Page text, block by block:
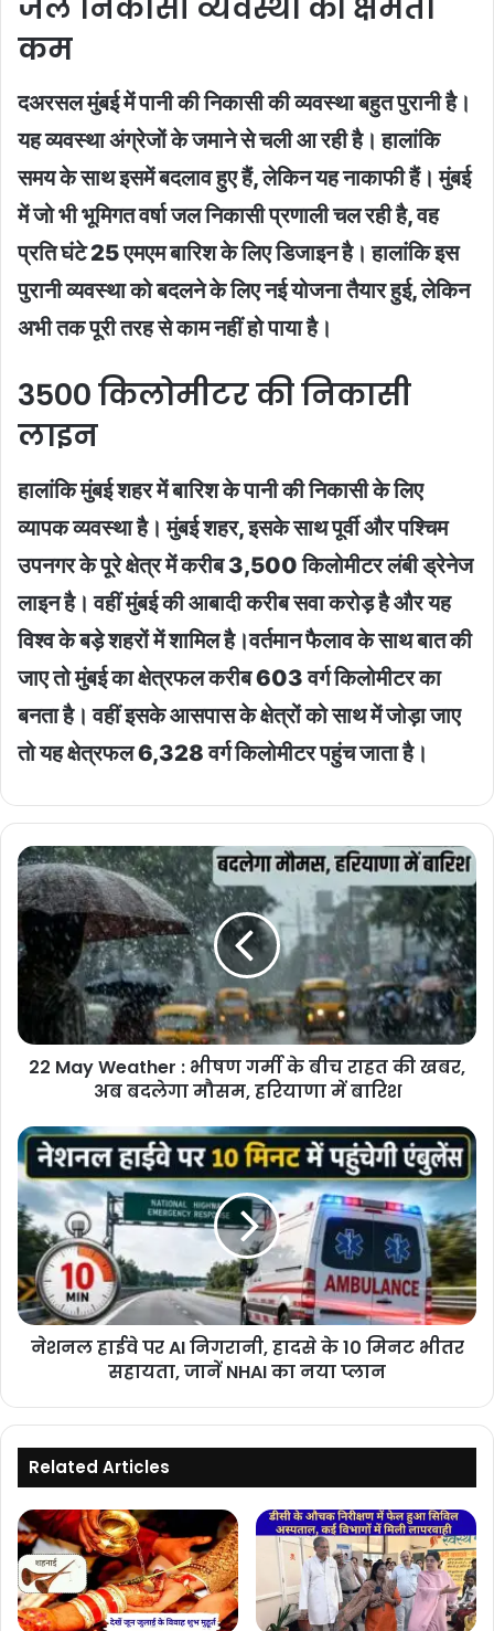
जल निकासी व्यवस्था की क्षमता
कम
दअरसल मुंबई में पानी की निकासी की व्यवस्था बहुत पुरानी है।
यह व्यवस्था अंग्रेजों के जमाने से चली आ रही है। हालांकि
समय के साथ इसमें बदलाव हुए हैं, लेकिन यह नाकाफी हैं। मुंबई
में जो भी भूमिगत वर्षा जल निकासी प्रणाली चल रही है, वह
प्रति घंटे 25 एमएम बारिश के लिए डिजाइन है। हालांकि इस
पुरानी व्यवस्था को बदलने के लिए नई योजना तैयार हुई, लेकिन
अभी तक पूरी तरह से काम नहीं हो पाया है।
3500 किलोमीटर की निकासी
लाइन
हालांकि मुंबई शहर में बारिश के पानी की निकासी के लिए
व्यापक व्यवस्था है। मुंबई शहर, इसके साथ पूर्वी और पश्चिम
उपनगर के पूरे क्षेत्र में करीब 3,500 किलोमीटर लंबी ड्रेनेज
लाइन है। वहीं मुंबई की आबादी करीब सवा करोड़ है और यह
विश्व के बड़े शहरों में शामिल है।वर्तमान फैलाव के साथ बात की
जाए तो मुंबई का क्षेत्रफल करीब 603 वर्ग किलोमीटर का
बनता है। वहीं इसके आसपास के क्षेत्रों को साथ में जोड़ा जाए
तो यह क्षेत्रफल 6,328 वर्ग किलोमीटर पहुंच जाता है।
22
May
Weather
भीषण
गर्मी
राहत
की
बदलेगा
मौसम,
हरियाणा
में
बारिश
22 May Weather : भीषण गर्मी के बीच राहत की खबर,
अब बदलेगा मौसम, हरियाणा में बारिश
नेशनल
हाईवे
पर
AI
निगरानी,
हादसे
के
10
मिनट
भीतर
नया
प्लान
नेशनल हाईवे पर AI निगरानी, हादसे के 10 मिनट भीतर
सहायता, जानें NHAI का नया प्लान
Related Articles